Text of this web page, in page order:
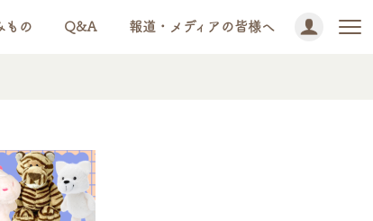
もの Q&A 報道・メディアの皆様へ